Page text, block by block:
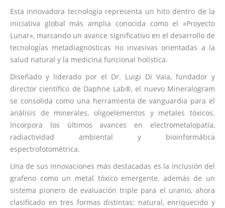
Esta innovadora tecnología representa un hito dentro de la
iniciativa global más amplia conocida como el «Proyecto
Lunar», marcando un avance significativo en el desarrollo de
tecnologías metadiagnósticas no invasivas orientadas a la
salud natural y la medicina funcional holística.
Diseñado y liderado por el Dr. Luigi Di Vaia, fundador y
director científico de Daphne Lab®, el nuevo Mineralogram
se consolida como una herramienta de vanguardia para el
análisis de minerales, oligoelementos y metales tóxicos.
Incorpora los últimos avances en electrometalopatía,
radiactividad ambiental y bioinformática
espectrofotométrica.
Una de sus innovaciones más destacadas es la inclusión del
grafeno como un metal tóxico emergente, además de un
sistema pionero de evaluación triple para el uranio, ahora
clasificado en tres formas distintas: natural, enriquecido y